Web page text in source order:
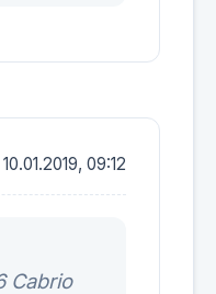
10.01.2019, 09:12
Cabrio